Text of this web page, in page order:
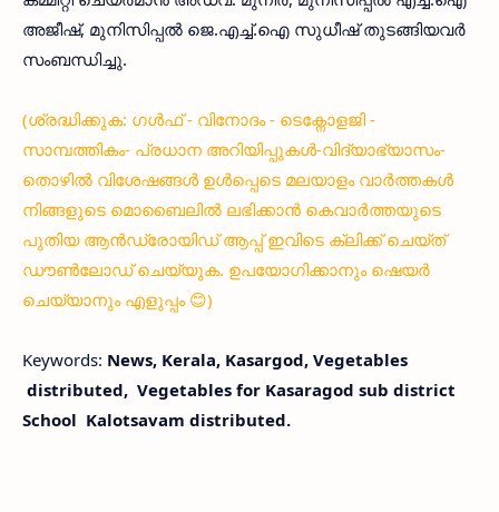
അജീഷ്, മുനിസിപ്പല്‍ ജെ.എച്ച്.ഐ സുധീഷ് തുടങ്ങിയവര്‍
സംബന്ധിച്ചു.
(ശ്രദ്ധിക്കുക: ഗൾഫ് - വിനോദം - ടെക്നോളജി -
സാമ്പത്തികം- പ്രധാന അറിയിപ്പുകൾ-വിദ്യാഭ്യാസം-
തൊഴിൽ വിശേഷങ്ങൾ ഉൾപ്പെടെ മലയാളം വാർത്തകൾ
നിങ്ങളുടെ മൊബൈലിൽ ലഭിക്കാൻ കെവാർത്തയുടെ
പുതിയ ആൻഡ്രോയിഡ് ആപ്പ് ഇവിടെ ക്ലിക്ക് ചെയ്ത്
ഡൗൺലോഡ് ചെയ്യുക. ഉപയോഗിക്കാനും ഷെയർ
ചെയ്യാനും എളുപ്പം 😊)
Keywords: News, Kerala, Kasargod, Vegetables
distributed, Vegetables for Kasaragod sub district
School Kalotsavam distributed.